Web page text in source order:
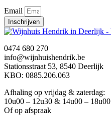
Email
Inschrijven
0474 680 270
info@wijnhuishendrik.be
Stationsstraat 53, 8540 Deerlijk
KBO: 0885.206.063
Afhaling op vrijdag & zaterdag:
10u00 – 12u30 & 14u00 – 18u00
Of op afspraak